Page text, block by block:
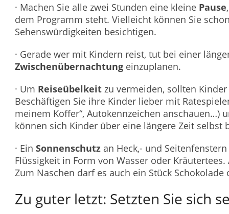
· Machen Sie alle zwei Stunden eine kleine Pause
dem Programm steht. Vielleicht können Sie
Sehenswürdigkeiten besichtigen.
· Gerade wer mit Kindern reist, tut bei einer
Zwischenübernachtungeinzuplanen.
· Um Reiseübelkeitzu vermeiden, sollten
Beschäftigen Sie ihre Kinder lieber mit
meinem Koffer“, Autokennzeichen anschauen…)
können sich Kinder über eine längere Zeit selbst
· Ein Sonnenschutzan Heck,- und
Flüssigkeit in Form von Wasser oder
Zum Naschen darf es auch ein Stück
Zu guter letzt: Setzten Sie sich